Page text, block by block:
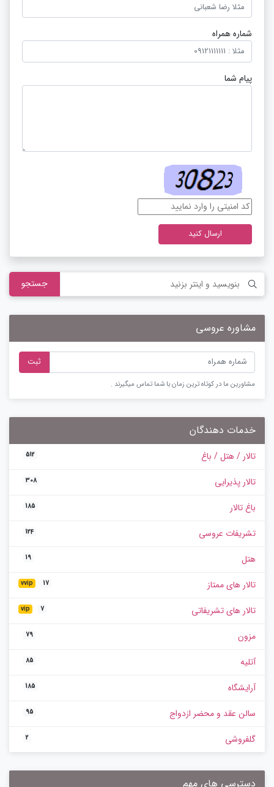
شماره همراه
پیام شما
ارسال کنید
جستجو
مشاوره عروسی
ثبت
مشاورین ما در کوتاه ترین زمان با شما تماس میگیرند .
خدمات دهندگان
تالار / هتل / باغ 512
تالار پذیرایی 308
باغ تالار 185
تشریفات عروسی 124
هتل 19
تالار های ممتاز vvip 17
تالار های تشریفاتی vip 7
مزون 79
آتلیه 85
آرایشگاه 185
سالن عقد و محضر ازدواج 95
گلفروشی 2
دسترسی های مهم